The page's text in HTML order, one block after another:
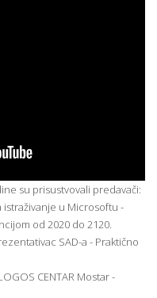
su prisustvovali predavači:
istraživanje u Microsoftu -
od 2020 do 2120.
SAD-a - Praktično
CENTAR Mostar -